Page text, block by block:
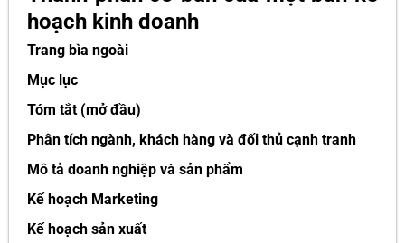
hoạch kinh doanh
Trang bìa ngoài
Mục lục
Tóm tắt (mở đầu)
Phân tích ngành, khách hàng và đối thủ cạnh tranh
Mô tả doanh nghiệp và sản phẩm
Kế hoạch Marketing
Kế hoạch sản xuất